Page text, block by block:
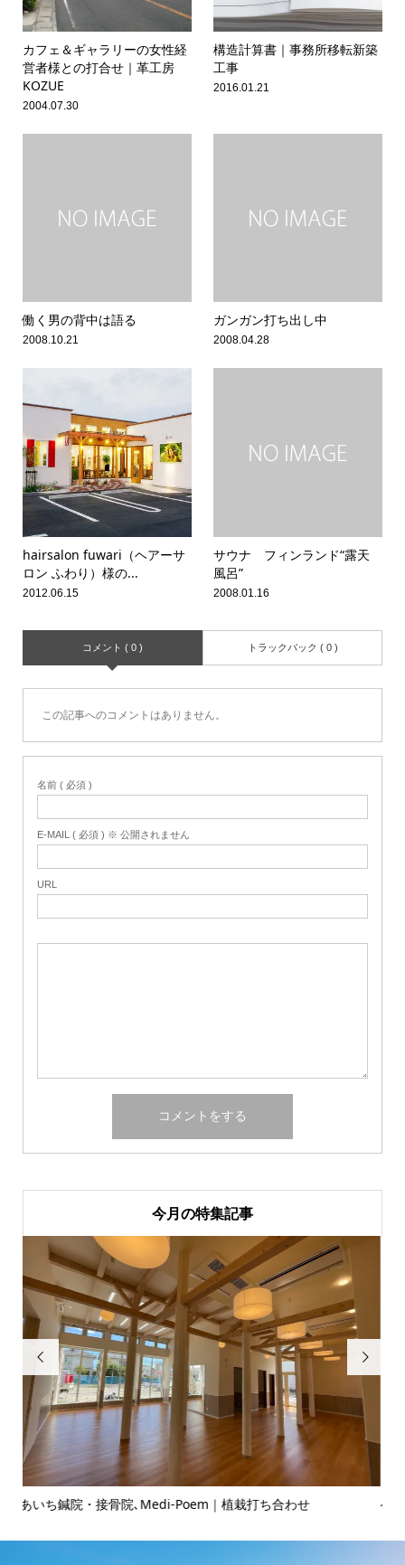
カフェ＆ギャラリーの女性経
営者様との打合せ｜革工房
KOZUE
2004.07.30
構造計算書｜事務所移転新築
工事
2016.01.21
働く男の背中は語る
2008.10.21
ガンガン打ち出し中
2008.04.28
hairsalon fuwari（ヘアーサ
ロン ふわり）様の...
2012.06.15
サウナ フィンランド“露天
風呂”
2008.01.16
コメント ( 0 ) トラックバック ( 0 )
この記事へのコメントはありません。
名前 ( 必須 )
E-MAIL ( 必須 ) ※ 公開されません
URL
今月の特集記事

ヘアサロンのお打ち合わせ♪
